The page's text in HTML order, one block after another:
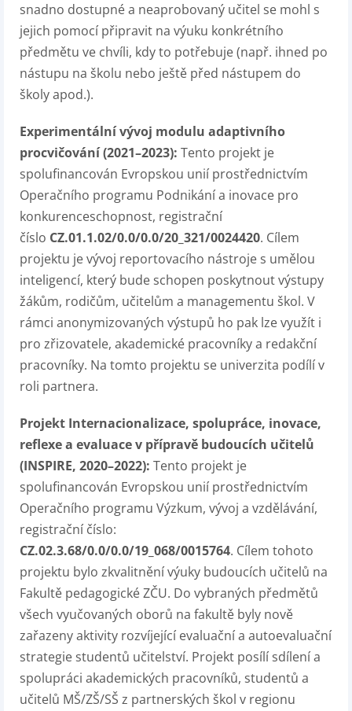
snadno dostupné a neaprobovaný učitel se mohl s
jejich pomocí připravit na výuku konkrétního
předmětu ve chvíli, kdy to potřebuje (např. ihned po
nástupu na školu nebo ještě před nástupem do
školy apod.).
Experimentální vývoj modulu adaptivního
procvičování (2021–2023): Tento projekt je
spolufinancován Evropskou unií prostřednictvím
Operačního programu Podnikání a inovace pro
konkurenceschopnost, registrační
číslo CZ.01.1.02/0.0/0.0/20_321/0024420. Cílem
projektu je vývoj reportovacího nástroje s umělou
inteligencí, který bude schopen poskytnout výstupy
žákům, rodičům, učitelům a managementu škol. V
rámci anonymizovaných výstupů ho pak lze využít i
pro zřizovatele, akademické pracovníky a redakční
pracovníky. Na tomto projektu se univerzita podílí v
roli partnera.
Projekt Internacionalizace, spolupráce, inovace,
reflexe a evaluace v přípravě budoucích učitelů
(INSPIRE, 2020–2022): Tento projekt je
spolufinancován Evropskou unií prostřednictvím
Operačního programu Výzkum, vývoj a vzdělávání,
registrační číslo:
CZ.02.3.68/0.0/0.0/19_068/0015764. Cílem tohoto
projektu bylo zkvalitnění výuky budoucích učitelů na
Fakultě pedagogické ZČU. Do vybraných předmětů
všech vyučovaných oborů na fakultě byly nově
zařazeny aktivity rozvíjející evaluační a autoevaluační
strategie studentů učitelství. Projekt posílí sdílení a
spolupráci akademických pracovníků, studentů a
učitelů MŠ/ZŠ/SŠ z partnerských škol v regionu